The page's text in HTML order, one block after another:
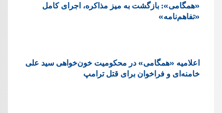
«همگامی»: بازگشت به میز مذاکره، اجرای کامل
«تفاهم‌نامه»
اعلامیه «همگامی» در محکومیت خون‌خواهی سید علی
خامنه‌ای و فراخوان برای قتل ترامپ